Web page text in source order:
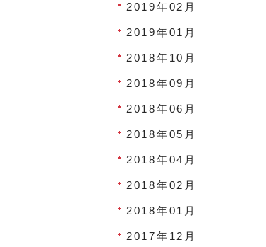
2019年02月
2019年01月
2018年10月
2018年09月
2018年06月
2018年05月
2018年04月
2018年02月
2018年01月
2017年12月